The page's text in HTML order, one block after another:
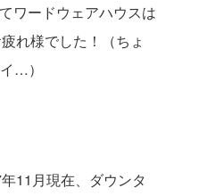
ワードウェアハウスは
れ様でした！（ちょ
…）
年11 月現在、ダウンタ